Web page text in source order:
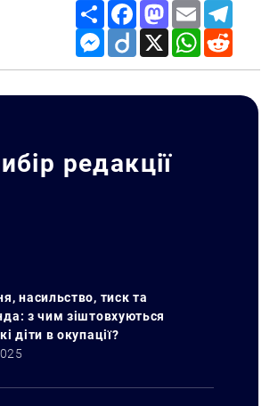
Share FacebookMastodon
Email
Messenger
Diigo X WhatsApp
редакції
насильство, тиск та
з чим зіштовхуються
діти в окупації?